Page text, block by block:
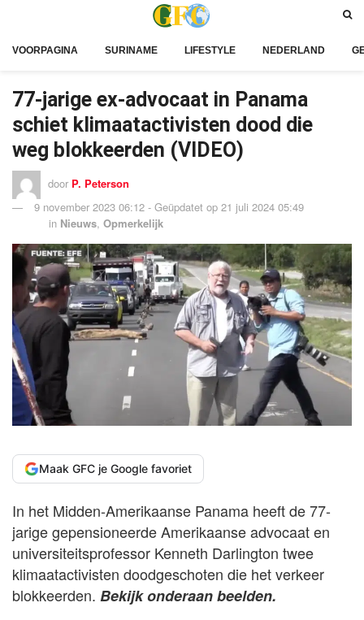
VOORPAGINA SURINAME LIFESTYLE NEDERLAND
77-jarige ex-advocaat in Panama
schiet klimaatactivisten dood die
weg blokkeerden (VIDEO)
door P. Peterson
9 november 2023 06:12 - Geüpdatet op 21 juli 2024 05:49
in Nieuws, Opmerkelijk
Maak GFC je Google favoriet
In het Midden-Amerikaanse Panama heeft de 77-
jarige gepensioneerde Amerikaanse advocaat en
universiteitsprofessor Kenneth Darlington twee
klimaatactivisten doodgeschoten die het verkeer
blokkeerden. Bekijk onderaan beelden.